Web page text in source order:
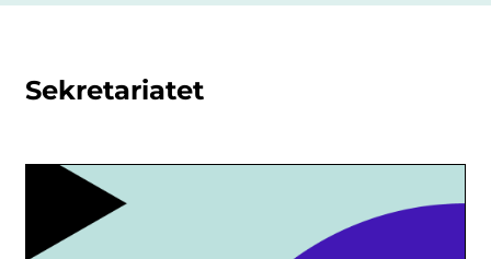
Sekretariatet